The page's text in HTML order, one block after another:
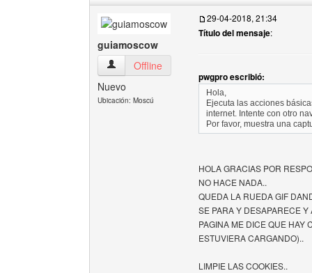
guiamoscow
guiamoscow Ver perfil del usuario
Offline
Nuevo
Ubicación: Moscú
29-04-2018, 21:34
Título del mensaje:
pwgpro escribió:
Hola,
Ejecuta las acciones
internet. Intente con otro
Por favor, muestra una
HOLA GRACIAS POR
NO HACE NADA..
QUEDA LA RUEDA GIF
SE PARA Y DESAPARECE
PAGINA ME DICE QUE HAY
ESTUVIERA CARGANDO)..
LIMPIE LAS COOKIES..